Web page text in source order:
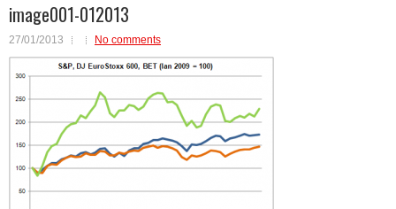
image001-012013
27/01/2013 No comments